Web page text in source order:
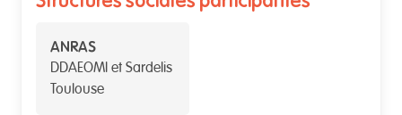
ANRAS
DDAEOMI et Sardelis
Toulouse